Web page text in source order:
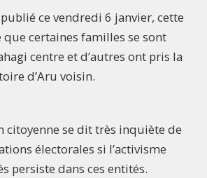
ce vendredi 6 janvier, cette
certaines familles se sont
centre et d’autres ont pris la
d’Aru voisin.
citoyenne se dit très inquiète de
électorales si l’activisme
persiste dans ces entités.